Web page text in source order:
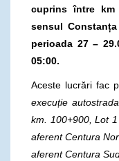
cuprins între km
sensul
perioada 27 –
05:00.
Aceste lucrări fac
execuție
km. 100+900, Lot
aferent Centura
aferent Centura